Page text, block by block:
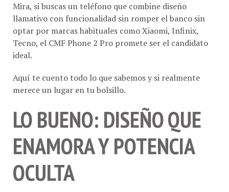
llamativo con funcionalidad sin romper el banco sin
optar por marcas habituales como Xiaomi, Infinix,
Tecno, el CMF Phone 2 Pro promete ser el candidato
ideal.
merece un lugar en tu bolsillo.
LO BUENO: DISEÑO QUE
ENAMORA Y POTENCIA
OCULTA